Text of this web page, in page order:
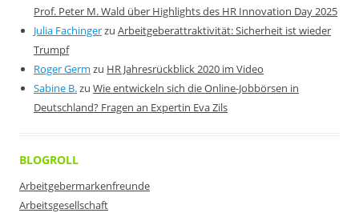
Prof. Peter M. Wald über Highlights des HR Innovation Day 2025
Julia Fachingerzu Arbeitgeberattraktivität: Sicherheit ist wieder
Trumpf
Roger Germ zu HR Jahresrückblick 2020 im Video
Sabine B.zu Wie entwickeln sich die Online-Jobbörsen in
Deutschland? Fragen an Expertin Eva Zils
BLOGROLL
Arbeitgebermarkenfreunde
Arbeitsgesellschaft